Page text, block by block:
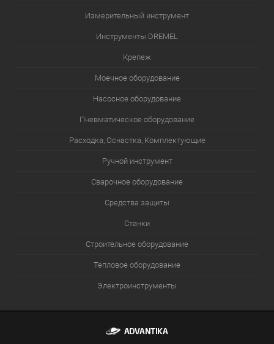
Измерительный инструмент
Инструменты DREMEL
Крепеж
Моечное оборудование
Насосное оборудование
Пневматическое оборудование
Расходка, Оснастка, Комплектующие
Ручной инструмент
Сварочное оборудование
Средства защиты
Станки
Строительное оборудование
Тепловое оборудование
Электроинструменты